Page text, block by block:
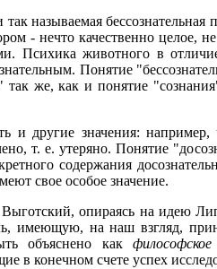
так называемая
- нечто качественно целое,
Психика животного в
Понятие
так же, как и понятие
и другие значения:
т. е. утеряно. Понятие
содержания
свое особое значение.
опираясь на идею
имеющую, на наш взгляд,
объяснено как философское
в конечном счете успех